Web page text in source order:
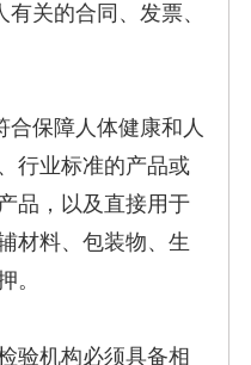
关的合同、发票、
保障人体健康和人
行业标准的产品或
品，以及直接用于
材料、包装物、生
。
机构必须具备相